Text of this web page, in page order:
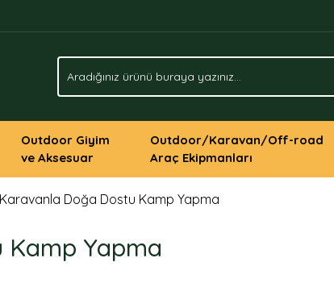
Outdoor Giyim
ve Aksesuar
Outdoor/Karavan/Off-road
Araç Ekipmanları
Karavanla Doğa Dostu Kamp Yapma
Yapma